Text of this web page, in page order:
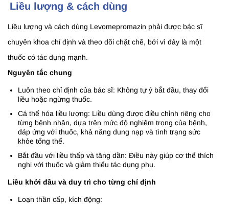
Liều lượng & cách dùng
Liều lượng và cách dùng Levomepromazin phải được bác sĩ
chuyên khoa chỉ định và theo dõi chặt chẽ, bởi vì đây là một
thuốc có tác dụng mạnh.
Nguyên tắc chung
Luôn theo chỉ định của bác sĩ: Không tự ý bắt đầu, thay đổi
liều hoặc ngừng thuốc.
Cá thể hóa liều lượng: Liều dùng được điều chỉnh riêng cho
từng bệnh nhân, dựa trên mức độ nghiêm trọng của bệnh,
đáp ứng với thuốc, khả năng dung nạp và tình trạng sức
khỏe tổng thể.
Bắt đầu với liều thấp và tăng dần: Điều này giúp cơ thể thích
nghi với thuốc và giảm thiểu tác dụng phụ.
Liều khởi đầu và duy trì cho từng chỉ định
Loạn thần cấp, kích động: